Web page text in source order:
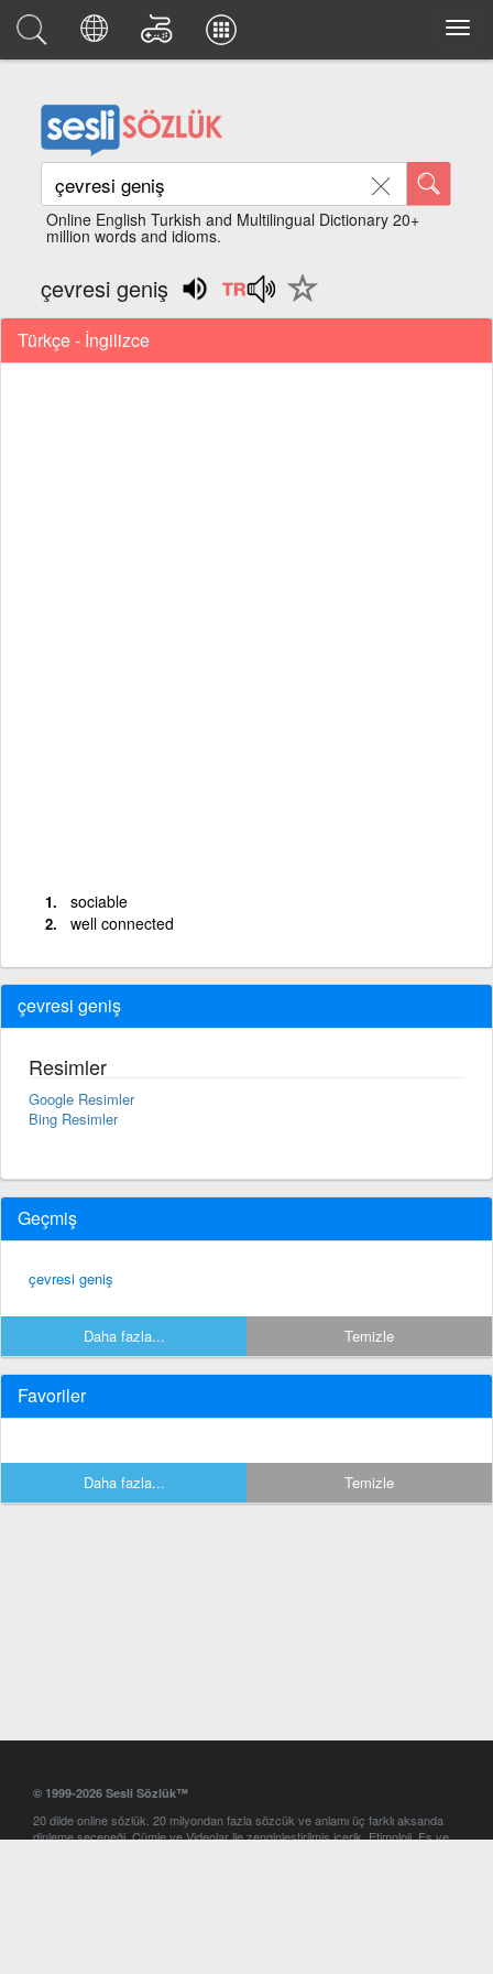
Online English Turkish and Multilingual Dictionary 20+
million words and idioms.
çevresi geniş
Türkçe - İngilizce
sociable
well connected
çevresi geniş
Resimler
Google Resimler
Bing Resimler
Geçmiş
çevresi geniş
Daha fazla... Temizle
Favoriler
Daha fazla... Temizle
© 1999-2026 Sesli Sözlük™
20 dilde online sözlük. 20 milyondan fazla sözcük ve anlamı üç farklı aksanda
dinleme seçeneği. Cümle ve Videolar ile zenginleştirilmiş içerik. Etimoloji, Eş ve